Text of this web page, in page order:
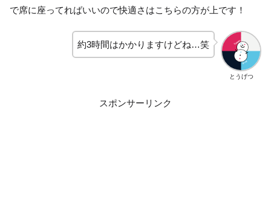
で席に座ってればいいので快適さはこちらの方が上です！
とうげつ
約3時間はかかりますけどね…笑
スポンサーリンク